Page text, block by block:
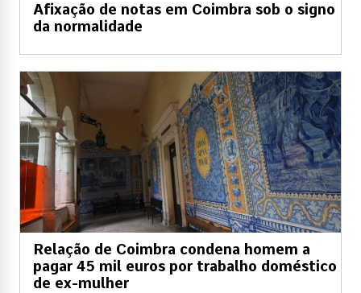
Afixação de notas em Coimbra sob o signo
da normalidade
Relação de Coimbra condena homem a
pagar 45 mil euros por trabalho doméstico
de ex-mulher